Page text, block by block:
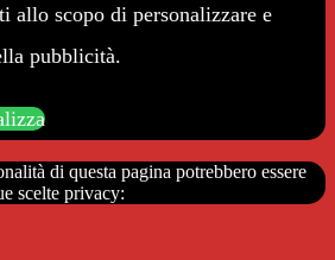
allo scopo di personalizzare e
pubblicità.
di questa pagina potrebbero essere
scelte privacy: